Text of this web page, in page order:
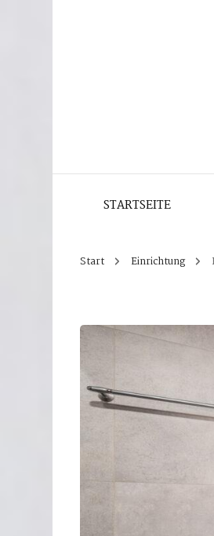
STARTSEITE
Start Einrichtung